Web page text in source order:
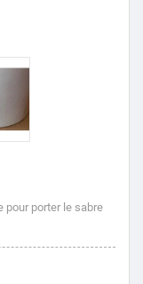
pour porter le sabre